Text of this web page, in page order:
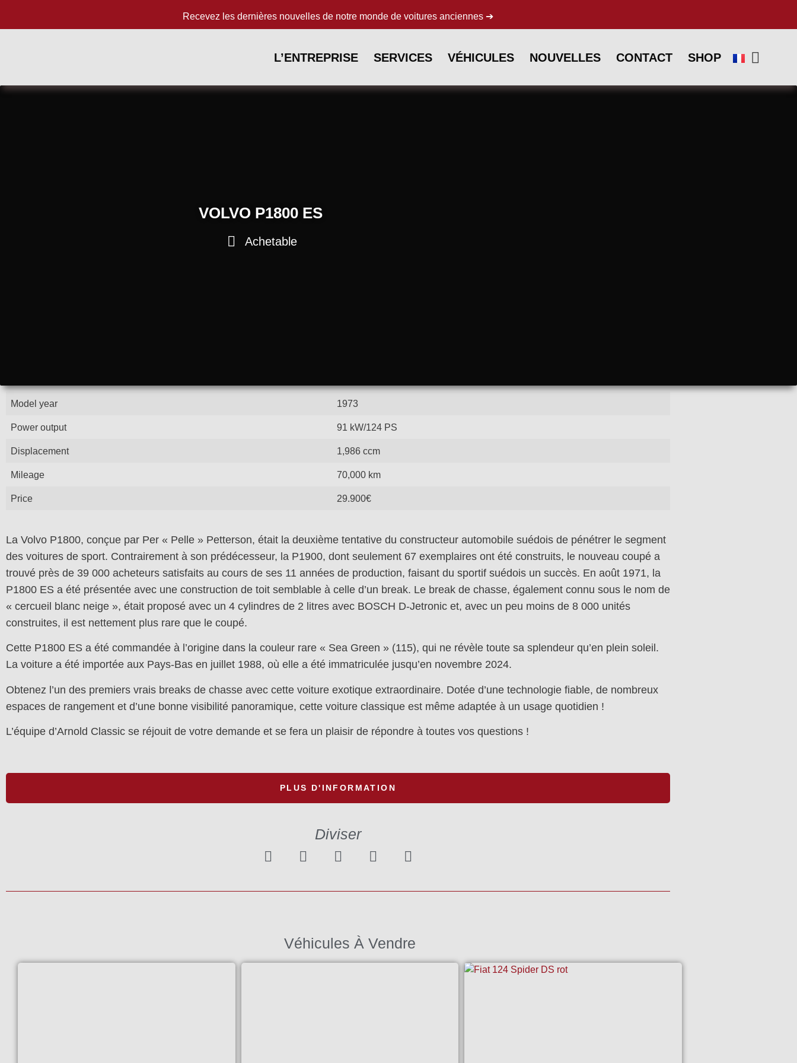
Recevez les dernières nouvelles de notre monde de voitures anciennes ➔
L’ENTREPRISE SERVICES VÉHICULES NOUVELLES CONTACT SHOP
VOLVO P1800 ES
Achetable
Model year 1973
Power output 91 kW/124 PS
Displacement 1,986 ccm
Mileage 70,000 km
Price 29.900€
La Volvo P1800, conçue par Per « Pelle » Petterson, était la deuxième tentative du constructeur automobile suédois de pénétrer le segment
des voitures de sport. Contrairement à son prédécesseur, la P1900, dont seulement 67 exemplaires ont été construits, le nouveau coupé a
trouvé près de 39 000 acheteurs satisfaits au cours de ses 11 années de production, faisant du sportif suédois un succès. En août 1971, la
P1800 ES a été présentée avec une construction de toit semblable à celle d’un break. Le break de chasse, également connu sous le nom de
« cercueil blanc neige », était proposé avec un 4 cylindres de 2 litres avec BOSCH D-Jetronic et, avec un peu moins de 8 000 unités
construites, il est nettement plus rare que le coupé.
Cette P1800 ES a été commandée à l’origine dans la couleur rare « Sea Green » (115), qui ne révèle toute sa splendeur qu’en plein soleil.
La voiture a été importée aux Pays-Bas en juillet 1988, où elle a été immatriculée jusqu’en novembre 2024.
Obtenez l’un des premiers vrais breaks de chasse avec cette voiture exotique extraordinaire. Dotée d’une technologie fiable, de nombreux
espaces de rangement et d’une bonne visibilité panoramique, cette voiture classique est même adaptée à un usage quotidien !
L’équipe d’Arnold Classic se réjouit de votre demande et se fera un plaisir de répondre à toutes vos questions !
PLUS D'INFORMATION
Diviser
Véhicules À Vendre